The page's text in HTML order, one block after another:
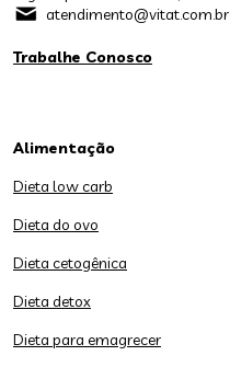
atendimento@vitat.com.br
Trabalhe Conosco
Alimentação
Dieta low carb
Dieta do ovo
Dieta cetogênica
Dieta detox
Dieta para emagrecer